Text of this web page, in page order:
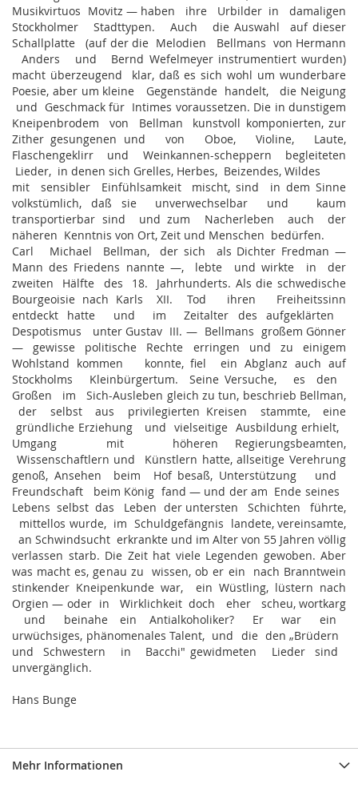
Musikvirtuos Movitz — haben ihre Urbilder in damaligen
Stockholmer Stadttypen. Auch die Auswahl auf dieser
Schallplatte (auf der die Melodien Bellmans von Hermann
Anders und Bernd Wefelmeyer instrumentiert wurden)
macht überzeugend klar, daß es sich wohl um wunderbare
Poesie, aber um kleine Gegenstände handelt, die Neigung
und Geschmack für Intimes voraussetzen. Die in dunstigem
Kneipenbrodem von Bellman kunstvoll komponierten, zur
Zither gesungenen und von Oboe, Violine, Laute,
Flaschengeklirr und Weinkannen-scheppern begleiteten
Lieder, in denen sich Grelles, Herbes, Beizendes, Wildes
mit sensibler Einfühlsamkeit mischt, sind in dem Sinne
volkstümlich, daß sie unverwechselbar und kaum
transportierbar sind und zum Nacherleben auch der
näheren Kenntnis von Ort, Zeit und Menschen bedürfen.
Carl Michael Bellman, der sich als Dichter Fredman —
Mann des Friedens nannte —, lebte und wirkte in der
zweiten Hälfte des 18. Jahrhunderts. Als die schwedische
Bourgeoisie nach Karls XII. Tod ihren Freiheitssinn
entdeckt hatte und im Zeitalter des aufgeklärten
Despotismus unter Gustav III. — Bellmans großem Gönner
— gewisse politische Rechte erringen und zu einigem
Wohlstand kommen konnte, fiel ein Abglanz auch auf
Stockholms Kleinbürgertum. Seine Versuche, es den
Großen im Sich-Ausleben gleich zu tun, beschrieb Bellman,
der selbst aus privilegierten Kreisen stammte, eine
gründliche Erziehung und vielseitige Ausbildung erhielt,
Umgang mit höheren Regierungsbeamten,
Wissenschaftlern und Künstlern hatte, allseitige Verehrung
genoß, Ansehen beim Hof besaß, Unterstützung und
Freundschaft beim König fand — und der am Ende seines
Lebens selbst das Leben der untersten Schichten führte,
mittellos wurde, im Schuldgefängnis landete, vereinsamte,
an Schwindsucht erkrankte und im Alter von 55 Jahren völlig
verlassen starb. Die Zeit hat viele Legenden gewoben. Aber
was macht es, genau zu wissen, ob er ein nach Branntwein
stinkender Kneipenkunde war, ein Wüstling, lüstern nach
Orgien — oder in Wirklichkeit doch eher scheu, wortkarg
und beinahe ein Antialkoholiker? Er war ein
urwüchsiges, phänomenales Talent, und die den „Brüdern
und Schwestern in Bacchi" gewidmeten Lieder sind
unvergänglich.
Hans Bunge
Mehr Informationen